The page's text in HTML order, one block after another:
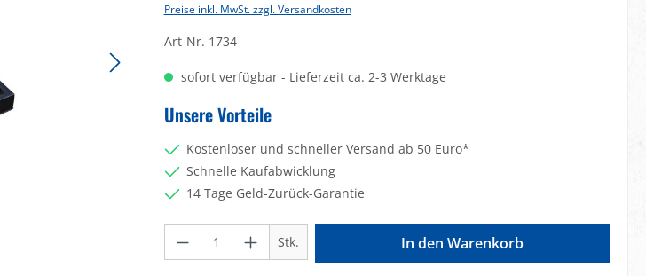
Preise inkl. MwSt. zzgl. Versandkosten
Art-Nr. 1734
sofort verfügbar - Lieferzeit ca. 2-3 Werktage
Unsere Vorteile
Kostenloser und schneller Versand ab 50 Euro*
Schnelle Kaufabwicklung
14 Tage Geld-Zurück-Garantie
Stk. In den Warenkorb